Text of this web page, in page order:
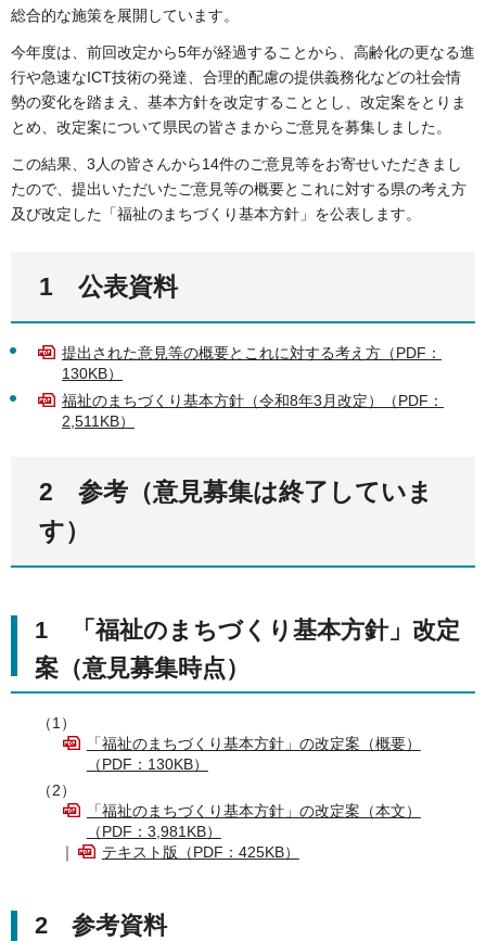
総合的な施策を展開しています。
今年度は、前回改定から5年が経過することから、高齢化の更なる進
行や急速なICT技術の発達、合理的配慮の提供義務化などの社会情
勢の変化を踏まえ、基本方針を改定することとし、改定案をとりま
とめ、改定案について県民の皆さまからご意見を募集しました。
この結果、3人の皆さんから14件のご意見等をお寄せいただきまし
たので、提出いただいたご意見等の概要とこれに対する県の考え方
及び改定した「福祉のまちづくり基本方針」を公表します。
1 公表資料
提出された意見等の概要とこれに対する考え方（PDF：
130KB）
福祉のまちづくり基本方針（令和8年3月改定）（PDF：
2,511KB）
2 参考（意見募集は終了していま
す）
1 「福祉のまちづくり基本方針」改定
案（意見募集時点）
（1）
「福祉のまちづくり基本方針」の改定案（概要）
（PDF：130KB）
（2）
「福祉のまちづくり基本方針」の改定案（本文）
（PDF：3,981KB）
｜
テキスト版（PDF：425KB）
2 参考資料